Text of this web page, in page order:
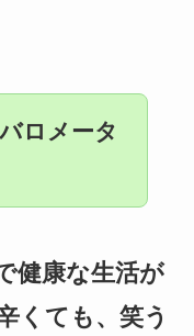
ロメータ
健康な生活が
くても、笑う